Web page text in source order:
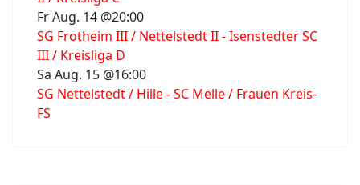
Fr Aug. 14 @20:00
SG Frotheim III / Nettelstedt II - Isenstedter SC
III / Kreisliga D
Sa Aug. 15 @16:00
SG Nettelstedt / Hille - SC Melle / Frauen Kreis-
FS